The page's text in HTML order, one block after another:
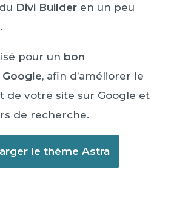
Divi Builderen un peu
pour un bon
, afin d’améliorer le
de votre site sur Google et
de recherche.
le thème Astra